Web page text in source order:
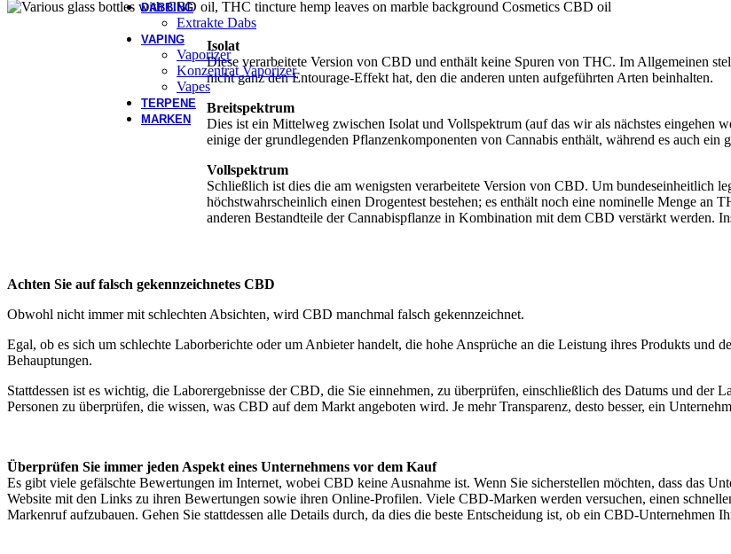
DABBING
Extrakte Dabs
VAPING
Vaporizer
Konzentrat Vaporizer
Vapes
TERPENE
MARKEN
Isolat
Diese verarbeitete Version von CBD und enthält keine Spuren von THC. Im Allgemeinen
nicht ganz den Entourage-Effekt hat, den die anderen unten aufgeführten Arten beinhalten.
Breitspektrum
Dies ist ein Mittelweg zwischen Isolat und Vollspektrum (auf das wir als nächstes eingehen
einige der grundlegenden Pflanzenkomponenten von Cannabis enthält, während es auch
Vollspektrum
Schließlich ist dies die am wenigsten verarbeitete Version von CBD. Um bundeseinheitlich
höchstwahrscheinlich einen Drogentest bestehen; es enthält noch eine nominelle Menge an
anderen Bestandteile der Cannabispflanze in Kombination mit dem CBD verstärkt werden.
Achten Sie auf falsch gekennzeichnetes CBD
Obwohl nicht immer mit schlechten Absichten, wird CBD manchmal falsch gekennzeichnet.
Egal, ob es sich um schlechte Laborberichte oder um Anbieter handelt, die hohe Ansprüche an die Leistung ihres Produkts und
Behauptungen.
Stattdessen ist es wichtig, die Laborergebnisse der CBD, die Sie einnehmen, zu überprüfen, einschließlich des Datums und
Personen zu überprüfen, die wissen, was CBD auf dem Markt angeboten wird. Je mehr Transparenz, desto besser, ein
Überprüfen Sie immer jeden Aspekt eines Unternehmens vor dem Kauf
Es gibt viele gefälschte Bewertungen im Internet, wobei CBD keine Ausnahme ist. Wenn Sie sicherstellen möchten, dass das
Website mit den Links zu ihren Bewertungen sowie ihren Online-Profilen. Viele CBD-Marken werden versuchen, einen
Markenruf aufzubauen. Gehen Sie stattdessen alle Details durch, da dies die beste Entscheidung ist, ob ein CBD-Unternehmen